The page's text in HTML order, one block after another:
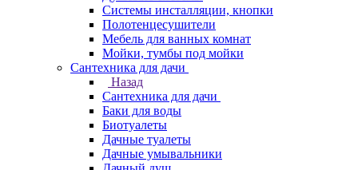
Системы инсталляции, кнопки
Полотенцесушители
Мебель для ванных комнат
Мойки, тумбы под мойки
Сантехника для дачи
Назад
Сантехника для дачи
Баки для воды
Биотуалеты
Дачные туалеты
Дачные умывальники